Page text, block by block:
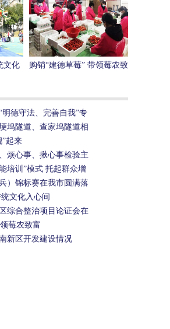
的幸福梦
文化
购销“建德草莓” 带领莓农致
德守法、完善自我”专
坞隧道、查家坞隧道相
”起来
烦心事、揪心事检验主
培训”模式 托起群众增
）锦标赛在我市圆满落
文化入心间
综合整治项目论证会在
莓农致富
新区开发建设情况